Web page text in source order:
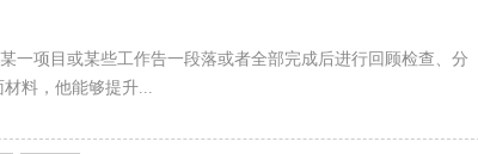
一项目或某些工作告一段落或者全部完成后进行回顾检查、分
料，他能够提升...